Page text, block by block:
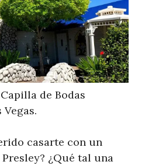
de Bodas
casarte con un
¿Qué tal una